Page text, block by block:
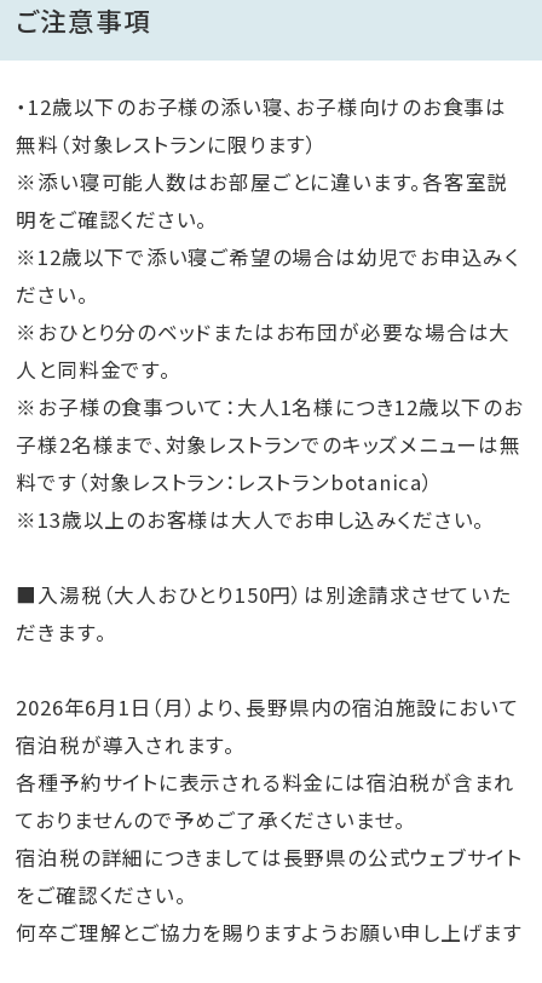
ご注意事項
・12歳以下のお子様の添い寝、お子様向けのお食事は
無料（対象レストランに限ります）
※添い寝可能人数はお部屋ごとに違います。各客室説
明をご確認ください。
※12歳以下で添い寝ご希望の場合は幼児でお申込みく
ださい。
※おひとり分のベッドまたはお布団が必要な場合は大
人と同料金です。
※お子様の食事ついて：大人1名様につき12歳以下のお
子様2名様まで、対象レストランでのキッズメニューは無
料です（対象レストラン：レストランbotanica）
※13歳以上のお客様は大人でお申し込みください。
■入湯税（大人おひとり150円）は別途請求させていた
だきます。
2026年6月1日（月）より、長野県内の宿泊施設において
宿泊税が導入されます。
各種予約サイトに表示される料金には宿泊税が含まれ
ておりませんので予めご了承くださいませ。
宿泊税の詳細につきましては長野県の公式ウェブサイト
をご確認ください。
何卒ご理解とご協力を賜りますようお願い申し上げます